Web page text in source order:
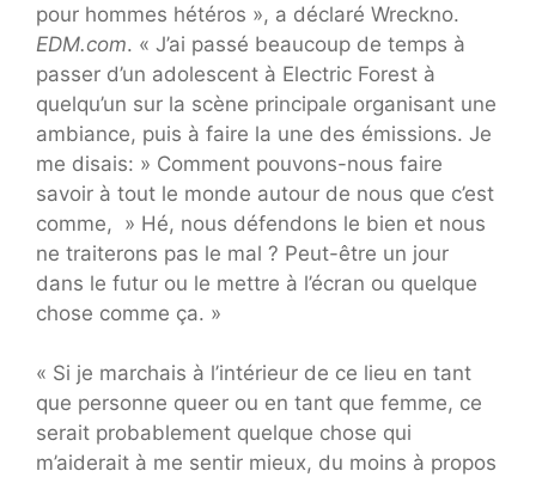
pour hommes hétéros », a déclaré Wreckno.
EDM.com. « J’ai passé beaucoup de temps à
passer d’un adolescent à Electric Forest à
quelqu’un sur la scène principale organisant une
ambiance, puis à faire la une des émissions. Je
me disais: » Comment pouvons-nous faire
savoir à tout le monde autour de nous que c’est
comme, » Hé, nous défendons le bien et nous
ne traiterons pas le mal ? Peut-être un jour
dans le futur ou le mettre à l’écran ou quelque
chose comme ça. »
« Si je marchais à l’intérieur de ce lieu en tant
que personne queer ou en tant que femme, ce
serait probablement quelque chose qui
m’aiderait à me sentir mieux, du moins à propos